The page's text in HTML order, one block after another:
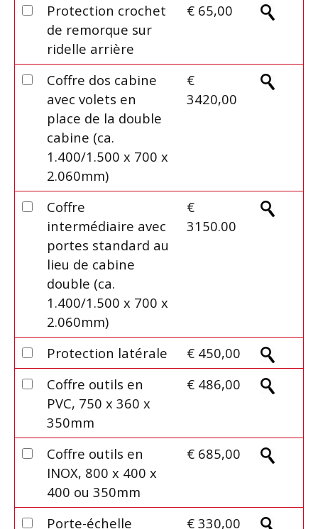
Protection crochet
de remorque sur
ridelle arrière
€ 65,00
Coffre dos cabine
avec volets en
place de la double
cabine (ca.
1.400/1.500 x 700 x
2.060mm)
€
3420,00
Coffre
intermédiaire avec
portes standard au
lieu de cabine
double (ca.
1.400/1.500 x 700 x
2.060mm)
€
3150.00
Protection latérale
€ 450,00
Coffre outils en
PVC, 750 x 360 x
350mm
€ 486,00
Coffre outils en
INOX, 800 x 400 x
400 ou 350mm
€ 685,00
Porte-échelle € 330,00